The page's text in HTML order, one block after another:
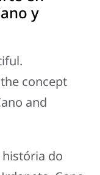
y
concept
and
história do